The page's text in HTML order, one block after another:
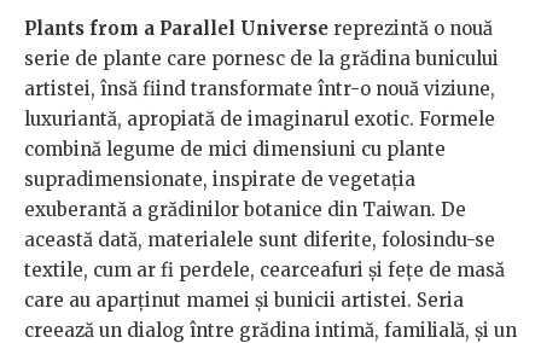
Plants from a Parallel Universe reprezintă o nouă
serie de plante care pornesc de la grădina bunicului
artistei, însă fiind transformate într-o nouă viziune,
luxuriantă, apropiată de imaginarul exotic. Formele
combină legume de mici dimensiuni cu plante
supradimensionate, inspirate de vegetația
exuberantă a grădinilor botanice din Taiwan. De
această dată, materialele sunt diferite, folosindu-se
textile, cum ar fi perdele, cearceafuri și fețe de masă
care au aparținut mamei și bunicii artistei. Seria
creează un dialog între grădina intimă, familială, și un